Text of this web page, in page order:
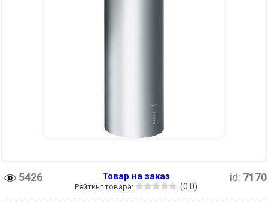
5426 id: 7170
Товар на заказ
Рейтинг товара: (0.0)